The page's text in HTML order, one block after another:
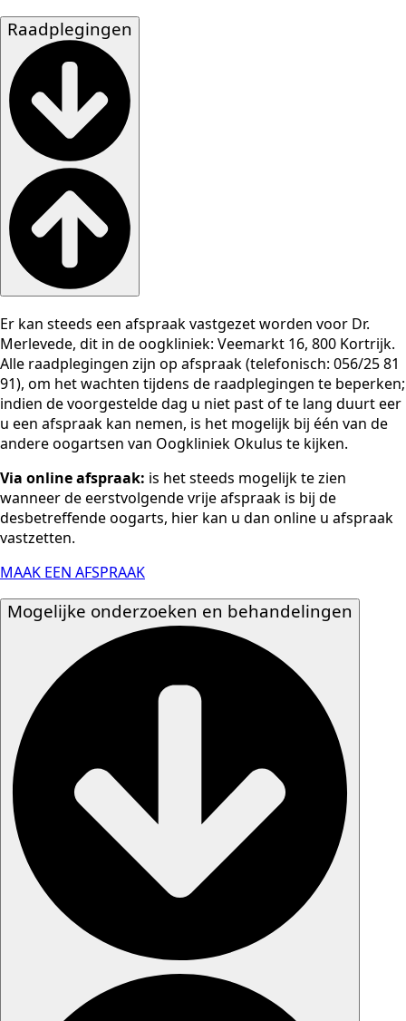
Raadplegingen
Er kan steeds een afspraak vastgezet worden voor Dr.
Merlevede, dit in de oogkliniek: Veemarkt 16, 800 Kortrijk.
Alle raadplegingen zijn op afspraak (telefonisch: 056/25 81
91), om het wachten tijdens de raadplegingen te beperken;
indien de voorgestelde dag u niet past of te lang duurt eer
u een afspraak kan nemen, is het mogelijk bij één van de
andere oogartsen van Oogkliniek Okulus te kijken.
Via online afspraak: is het steeds mogelijk te zien
wanneer de eerstvolgende vrije afspraak is bij de
desbetreffende oogarts, hier kan u dan online u afspraak
vastzetten.
MAAK EEN AFSPRAAK
Mogelijke onderzoeken en behandelingen